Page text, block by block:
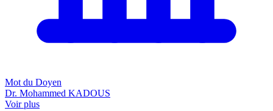
Mot du Doyen
Dr. Mohammed KADOUS
Voir plus